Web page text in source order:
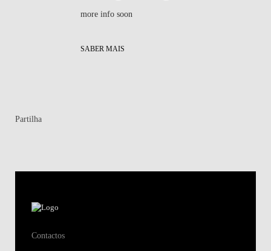
more info soon
SABER MAIS
Partilha
Contactos